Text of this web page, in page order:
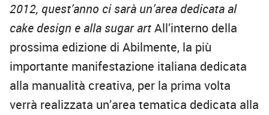
2012, quest’anno ci sarà un’area dedicata al
cake design e alla sugar artAll’interno della
prossima edizione di Abilmente, la più
importante manifestazione italiana dedicata
alla manualità creativa, per la prima volta
verrà realizzata un’area tematica dedicata alla